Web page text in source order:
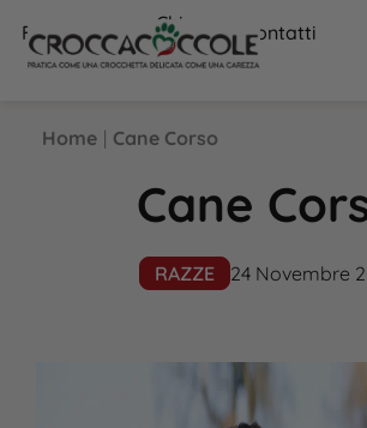
FAQs
Chi
siamo
Contatti
Home | Cane Corso
Cane
RAZZE 24 Novembre